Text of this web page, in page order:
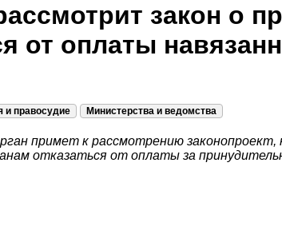
закон о
от оплаты
и правосудие Министерства и ведомства
примет к рассмотрению
отказаться от оплаты за